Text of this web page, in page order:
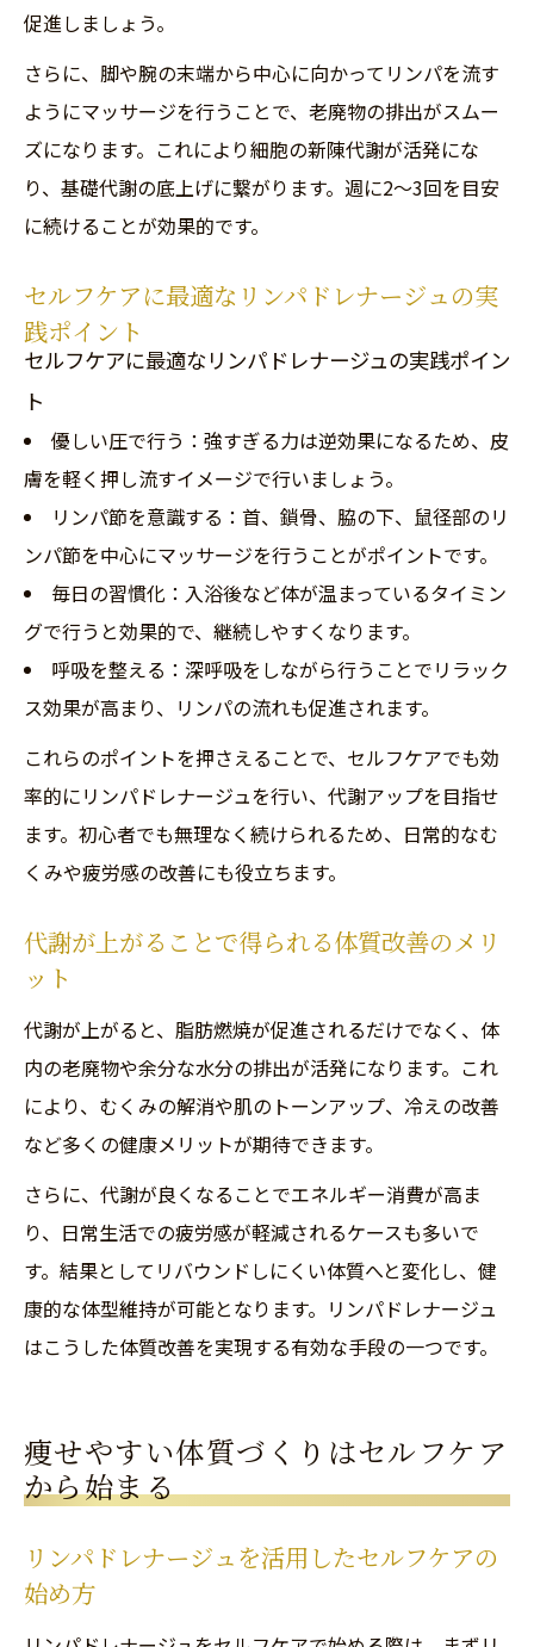
促進しましょう。
さらに、脚や腕の末端から中心に向かってリンパを流す
ようにマッサージを行うことで、老廃物の排出がスムー
ズになります。これにより細胞の新陳代謝が活発にな
り、基礎代謝の底上げに繋がります。週に2～3回を目安
に続けることが効果的です。
セルフケアに最適なリンパドレナージュの実
践ポイント
セルフケアに最適なリンパドレナージュの実践ポイン
ト
優しい圧で行う：強すぎる力は逆効果になるため、皮
膚を軽く押し流すイメージで行いましょう。
リンパ節を意識する：首、鎖骨、脇の下、鼠径部のリ
ンパ節を中心にマッサージを行うことがポイントです。
毎日の習慣化：入浴後など体が温まっているタイミン
グで行うと効果的で、継続しやすくなります。
呼吸を整える：深呼吸をしながら行うことでリラック
ス効果が高まり、リンパの流れも促進されます。
これらのポイントを押さえることで、セルフケアでも効
率的にリンパドレナージュを行い、代謝アップを目指せ
ます。初心者でも無理なく続けられるため、日常的なむ
くみや疲労感の改善にも役立ちます。
代謝が上がることで得られる体質改善のメリ
ット
代謝が上がると、脂肪燃焼が促進されるだけでなく、体
内の老廃物や余分な水分の排出が活発になります。これ
により、むくみの解消や肌のトーンアップ、冷えの改善
など多くの健康メリットが期待できます。
さらに、代謝が良くなることでエネルギー消費が高ま
り、日常生活での疲労感が軽減されるケースも多いで
す。結果としてリバウンドしにくい体質へと変化し、健
康的な体型維持が可能となります。リンパドレナージュ
はこうした体質改善を実現する有効な手段の一つです。
痩せやすい体質づくりはセルフケア
から始まる
リンパドレナージュを活用したセルフケアの
始め方